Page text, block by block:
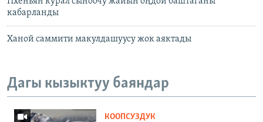
кабарланды
Ханой саммити макулдашуусу жок аяктады
Дагы кызыктуу баяндар
КООПСУЗДУК